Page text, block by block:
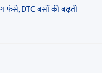
फंसे, DTC बसों की बढ़ती